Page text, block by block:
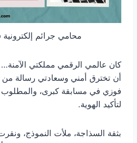
محامي جرائم
كان عالمي الرقمي مملكتي
أن تخترق أمني وسعادتي رسالة من
فوزي في مسابقة كبرى، والمطلوب
لتأكيد الهوية.
بثقة السذاجة، ملأت النموذج،